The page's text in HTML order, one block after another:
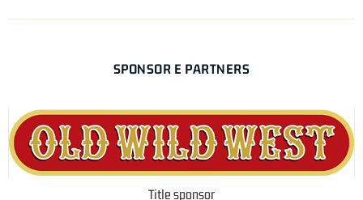
SPONSOR E PARTNERS
Title sponsor